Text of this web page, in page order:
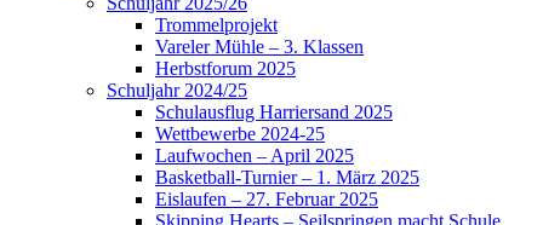
Trommelprojekt
Vareler Mühle – 3. Klassen
Herbstforum 2025
Schuljahr 2024/25
Schulausflug Harriersand 2025
Wettbewerbe 2024-25
Laufwochen – April 2025
Basketball-Turnier – 1. März 2025
Eislaufen – 27. Februar 2025
Skipping Hearts – Seilspringen macht Schule